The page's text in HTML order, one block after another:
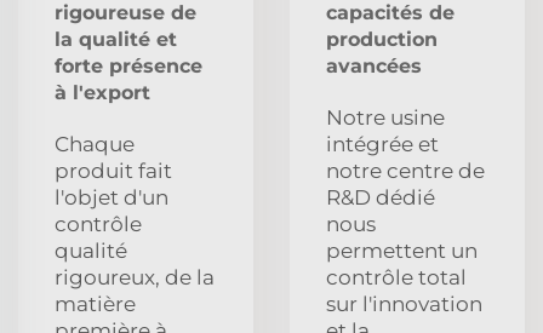
rigoureuse de
la qualité et
forte présence
à l'export
Chaque
produit fait
l'objet d'un
contrôle
qualité
rigoureux, de la
matière
capacités de
production
avancées
Notre usine
intégrée et
notre centre de
R&D dédié
nous
permettent un
contrôle total
sur l'innovation